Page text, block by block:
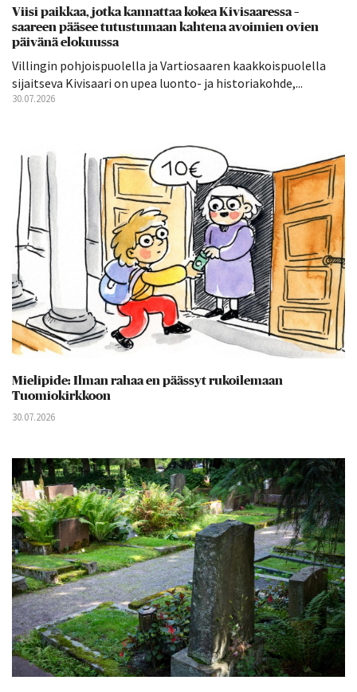
Viisi paikkaa, jotka kannattaa kokea Kivisaaressa –
saareen pääsee tutustumaan kahtena avoimien ovien
päivänä elokuussa
Villingin pohjoispuolella ja Vartiosaaren kaakkoispuolella
sijaitseva Kivisaari on upea luonto- ja historiakohde,...
30.07.2026
Mielipide: Ilman rahaa en päässyt rukoilemaan
Tuomiokirkkoon
30.07.2026